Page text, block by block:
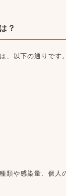
？
、以下の通りです。
類や感染量、個人